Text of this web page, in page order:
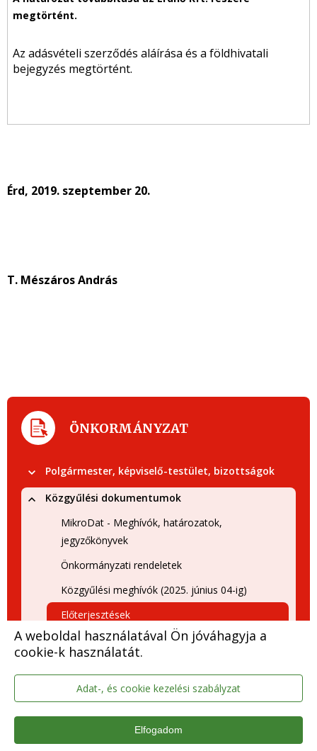
A weboldal használatával Ön jóváhagyja a
cookie-k használatát.
Adat-, és cookie kezelési szabályzat
Elfogadom
Az adásvételi szerződés aláírása és a földhivatali
bejegyzés megtörtént.
Érd, 2019. szeptember 20.
T. Mészáros András
ÖNKORMÁNYZAT
Polgármester, képviselő-testület, bizottságok
Közgyűlési dokumentumok
MikroDat - Meghívók, határozatok,
jegyzőkönyvek
Önkormányzati rendeletek
Közgyűlési meghívók (2025. június 04-ig)
Előterjesztések
2025. évi előterjesztések (2025. június 4-
ig)
2024. évi előterjesztések
2023. évi előterjesztések
2022. évi előterjesztések